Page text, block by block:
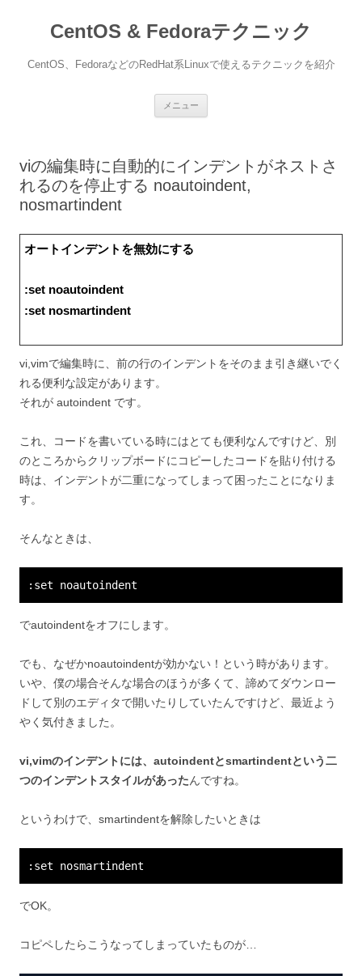
CentOS & Fedoraテクニック
CentOS、FedoraなどのRedHat系Linuxで使えるテクニックを紹介
メニュー
ス
ッ
viの編集時に自動的にインデントがネストさ
れるのを停止する noautoindent,
nosmartindent
オートインデントを無効にする
:set noautoindent
:set nosmartindent
vi,vimで編集時に、前の行のインデントをそのまま引き継いでく
れる便利な設定があります。
それが autoindent です。
これ、コードを書いている時にはとても便利なんですけど、別
のところからクリップボードにコピーしたコードを貼り付ける
時は、インデントが二重になってしまって困ったことになりま
す。
そんなときは、
:set noautoindent
でautoindentをオフにします。
でも、なぜかnoautoindentが効かない！という時があります。
いや、僕の場合そんな場合のほうが多くて、諦めてダウンロー
ドして別のエディタで開いたりしていたんですけど、最近よう
やく気付きました。
vi,vimのインデントには、autoindentとsmartindentという二
つのインデントスタイルがあったんですね。
というわけで、smartindentを解除したいときは
:set nosmartindent
でOK。
コピペしたらこうなってしまっていたものが…